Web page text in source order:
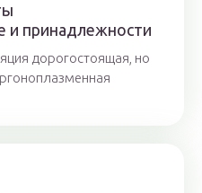
и принадлежности
дорогостоящая, но